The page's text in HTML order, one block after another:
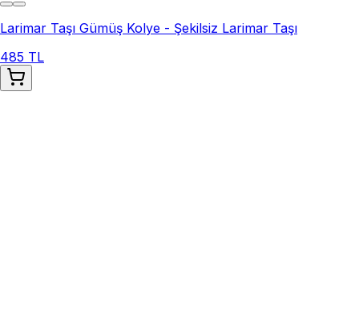
Larimar Taşı Gümüş Kolye - Şekilsiz Larimar Taşı
485 TL